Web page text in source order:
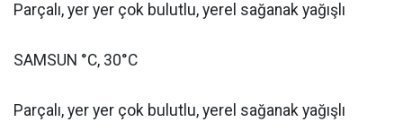
Parçalı, yer yer çok bulutlu, yerel sağanak yağışlı
SAMSUN °C, 30°C
Parçalı, yer yer çok bulutlu, yerel sağanak yağışlı